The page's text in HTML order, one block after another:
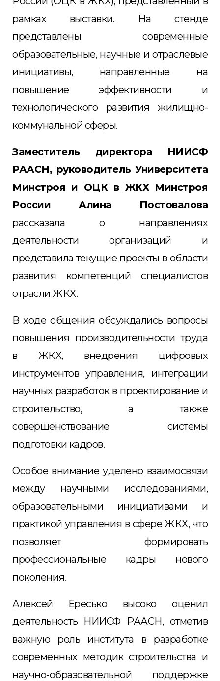
рамках выставки. На стенде
представлены современные
образовательные, научные и отраслевые
инициативы, направленные на
повышение эффективности и
технологического развития жилищно-
коммунальной сферы.
Заместитель директора НИИСФ
РААСН, руководитель Университета
Минстроя и ОЦК в ЖКХ Минстроя
России Алина Постовалова
рассказала о направлениях
деятельности организаций и
представила текущие проекты в области
развития компетенций специалистов
отрасли ЖКХ.
В ходе общения обсуждались вопросы
повышения производительности труда
в ЖКХ, внедрения цифровых
инструментов управления, интеграции
научных разработок в проектирование и
строительство, а также
совершенствование системы
подготовки кадров.
Особое внимание уделено взаимосвязи
между научными исследованиями,
образовательными инициативами и
практикой управления в сфере ЖКХ, что
позволяет формировать
профессиональные кадры нового
поколения.
Алексей Ересько высоко оценил
деятельность НИИСФ РААСН, отметив
важную роль института в разработке
современных методик строительства и
научно-образовательной поддержке